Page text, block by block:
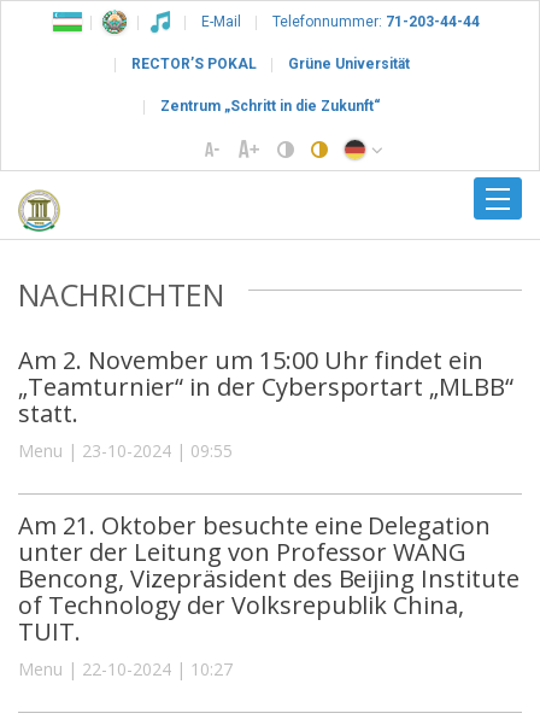
E-Mail Telefonnummer: 71-203-44-44
RECTOR’S POKAL Grüne Universität
Zentrum „Schritt in die Zukunft“
NACHRICHTEN
Am 2. November um 15:00 Uhr findet ein
„Teamturnier“ in der Cybersportart „MLBB“
statt.
Menu | 23-10-2024 | 09:55
Am 21. Oktober besuchte eine Delegation
unter der Leitung von Professor WANG
Bencong, Vizepräsident des Beijing Institute
of Technology der Volksrepublik China,
TUIT.
Menu | 22-10-2024 | 10:27